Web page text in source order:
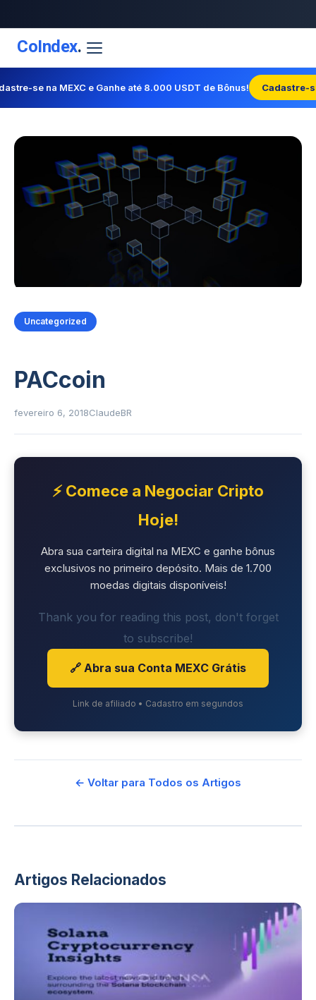
CoIndex.
se na MEXC e Ganhe até 8.000 USDT de Bônus! Cadastre-
Uncategorized
PACcoin
fevereiro 6, 2018ClaudeBR
⚡ Comece a Negociar Cripto
Hoje!
Abra sua carteira digital na MEXC e ganhe bônus
exclusivos no primeiro depósito. Mais de 1.700
moedas digitais disponíveis!
Thank you for reading this post, don't forget
to subscribe!
🔗 Abra sua Conta MEXC Grátis
Link de afiliado • Cadastro em segundos
← Voltar para Todos os Artigos
Artigos Relacionados